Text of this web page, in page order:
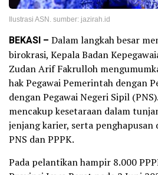
Ilustrasi ASN. sumber: jazirah.id
BEKASI – Dalam langkah besar
birokrasi, Kepala Badan
Zudan Arif Fakrulloh
hak Pegawai Pemerintah dengan
dengan Pegawai Negeri Sipil
mencakup kesetaraan dalam
jenjang karier, serta
PNS dan PPPK.
Pada pelantikan hampir 8.000